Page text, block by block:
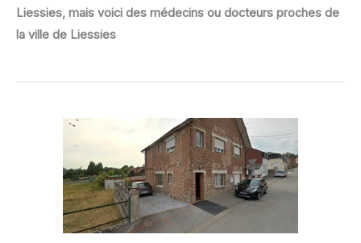
Liessies, mais voici des médecins ou docteurs proches de
la ville de Liessies